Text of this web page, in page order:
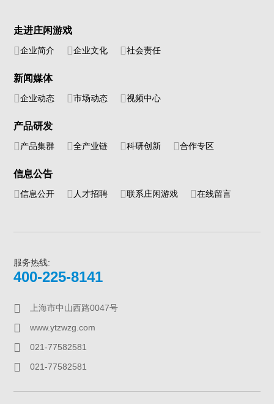
走进庄闲游戏
企业简介 企业文化 社会责任
新闻媒体
企业动态 市场动态 视频中心
产品研发
产品集群 全产业链 科研创新 合作专区
信息公告
信息公开 人才招聘 联系庄闲游戏 在线留言
服务热线:
400-225-8141
上海市中山西路0047号
www.ytzwzg.com
021-77582581
021-77582581